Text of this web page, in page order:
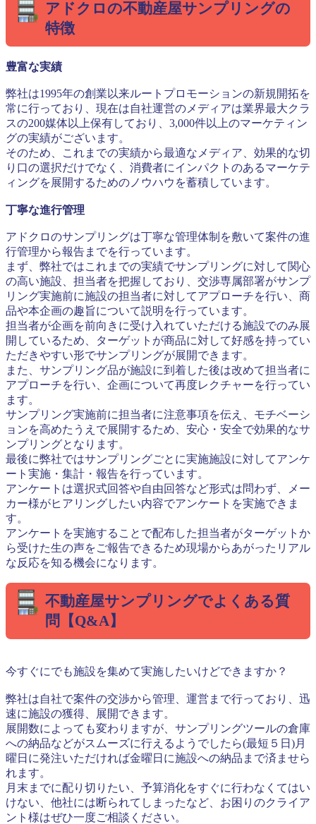
アドクロの不動産屋サンプリングの
特徴
豊富な実績
弊社は1995年の創業以来ルートプロモーションの新規開拓を
常に行っており、現在は自社運営のメディアは業界最大クラ
スの200媒体以上保有しており、3,000件以上のマーケティン
グの実績がございます。
そのため、これまでの実績から最適なメディア、効果的な切
り口の選択だけでなく、消費者にインパクトのあるマーケテ
ィングを展開するためのノウハウを蓄積しています。
丁寧な進行管理
アドクロのサンプリングは丁寧な管理体制を敷いて案件の進
行管理から報告までを行っています。
まず、弊社ではこれまでの実績でサンプリングに対して関心
の高い施設、担当者を把握しており、交渉専属部署がサンプ
リング実施前に施設の担当者に対してアプローチを行い、商
品や本企画の趣旨について説明を行っています。
担当者が企画を前向きに受け入れていただける施設でのみ展
開しているため、ターゲットが商品に対して好感を持ってい
ただきやすい形でサンプリングが展開できます。
また、サンプリング品が施設に到着した後は改めて担当者に
アプローチを行い、企画について再度レクチャーを行ってい
ます。
サンプリング実施前に担当者に注意事項を伝え、モチベーシ
ョンを高めたうえで展開するため、安心・安全で効果的なサ
ンプリングとなります。
最後に弊社ではサンプリングごとに実施施設に対してアンケ
ート実施・集計・報告を行っています。
アンケートは選択式回答や自由回答など形式は問わず、メー
カー様がヒアリングしたい内容でアンケートを実施できま
す。
アンケートを実施することで配布した担当者がターゲットか
ら受けた生の声をご報告できるため現場からあがったリアル
な反応を知る機会になります。
不動産屋サンプリングでよくある質
問【Q&A】
今すぐにでも施設を集めて実施したいけどできますか？
弊社は自社で案件の交渉から管理、運営まで行っており、迅
速に施設の獲得、展開できます。
展開数によっても変わりますが、サンプリングツールの倉庫
への納品などがスムーズに行えるようでしたら(最短５日)月
曜日に発注いただければ金曜日に施設への納品まで済ませら
れます。
月末までに配り切りたい、予算消化をすぐに行わなくてはい
けない、他社には断られてしまったなど、お困りのクライア
ント様はぜひ一度ご相談ください。